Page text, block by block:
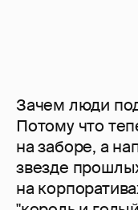
Зачем люди
Потому что
на заборе, а
звезде
на